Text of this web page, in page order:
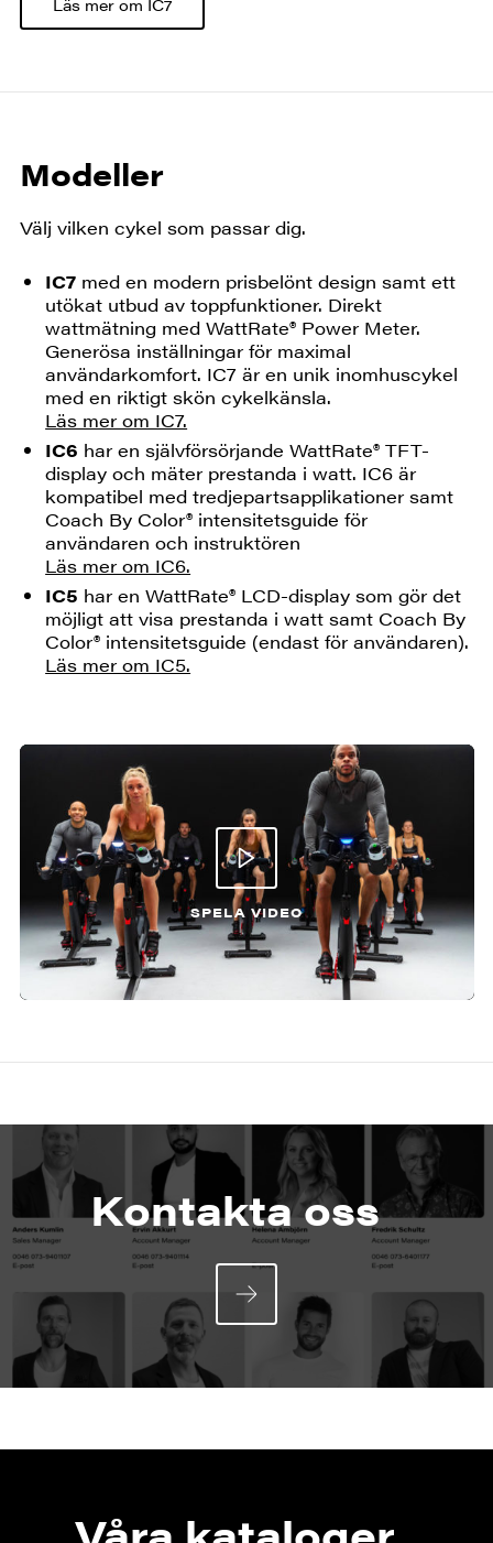
Läs mer om IC7
Modeller
Välj vilken cykel som passar dig.
IC7 med en modern prisbelönt design samt ett
utökat utbud av toppfunktioner. Direkt
wattmätning med WattRate® Power Meter.
Generösa inställningar för maximal
användarkomfort. IC7 är en unik inomhuscykel
med en riktigt skön cykelkänsla.
Läs mer om IC7.
IC6 har en självförsörjande WattRate® TFT-
display och mäter prestanda i watt. IC6 är
kompatibel med tredjepartsapplikationer samt
Coach By Color® intensitetsguide för
användaren och instruktören
Läs mer om IC6.
IC5 har en WattRate® LCD-display som gör det
möjligt att visa prestanda i watt samt Coach By
Color® intensitetsguide (endast för användaren).
Läs mer om IC5.
SPELA VIDEO
Kontakta oss